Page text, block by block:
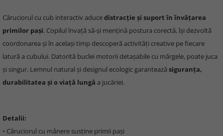
Căruciorul cu cub interactiv aducedistracție și suport în învățarea
primilor pași. Copilul învață să-și mențină postura corectă, își dezvoltă
coordonarea și în același timp descoperă activități creative pe fiecare
latură a cubului. Datorită buclei motorii detașabile cu mărgele, poate juca
și singur. Lemnul natural și designul ecologic garantează siguranța,
durabilitatea și o viață lungă a jucăriei.
Detalii:
• Căruciorul cu mânere susține primii pași